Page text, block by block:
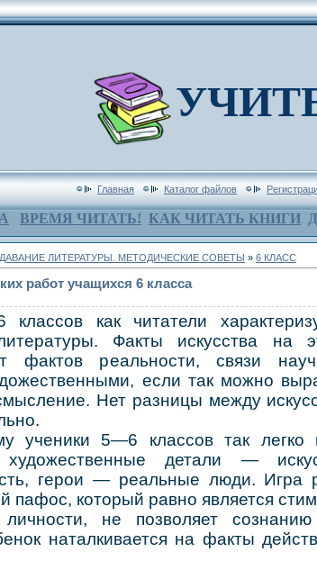
Главная Каталог файлов
ВРЕМЯ ЧИТАТЬ! КАК ЧИТАТЬ КНИГИ
ЛИТЕРАТУРЫ. МЕТОДИЧЕСКИЕ СОВЕТЫ » 6 КЛАСС
работ учащихся 6 класса
как читатели
Факты искусства на
фактов реальности, связи
если так можно
Нет разницы между
5—6 классов так легко
художественные детали —
герои — реальные люди.
пафос, который равно является
не позволяет
наталкивается на факты